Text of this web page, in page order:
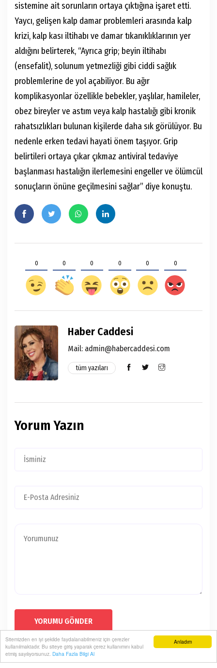
Anladım
Sitemizden en iyi şekilde faydalanabilmeniz için çerezler
kullanılmaktadır. Bu siteye giriş yaparak çerez kullanımını kabul
etmiş sayılıyorsunuz. Daha Fazla Bilgi Al
sistemine ait sorunların ortaya çıktığına işaret etti.
Yaycı, gelişen kalp damar problemleri arasında kalp
krizi, kalp kası iltihabı ve damar tıkanıklıklarının yer
aldığını belirterek, “Ayrıca grip; beyin iltihabı
(ensefalit), solunum yetmezliği gibi ciddi sağlık
problemlerine de yol açabiliyor. Bu ağır
komplikasyonlar özellikle bebekler, yaşlılar, hamileler,
obez bireyler ve astım veya kalp hastalığı gibi kronik
rahatsızlıkları bulunan kişilerde daha sık görülüyor. Bu
nedenle erken tedavi hayati önem taşıyor. Grip
belirtileri ortaya çıkar çıkmaz antiviral tedaviye
başlanması hastalığın ilerlemesini engeller ve ölümcül
sonuçların önüne geçilmesini sağlar” diye konuştu.
0 0 0 0 0 0
Haber Caddesi
Mail: admin@habercaddesi.com
tüm yazıları
Yorum Yazın
YORUMU GÖNDER